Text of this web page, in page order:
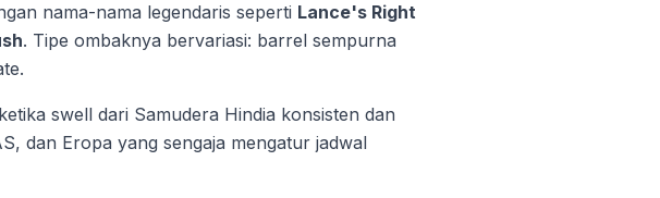
nama-nama legendaris seperti Lance's Right
. Tipe ombaknya bervariasi: barrel sempurna
swell dari Samudera Hindia konsisten dan
dan Eropa yang sengaja mengatur jadwal